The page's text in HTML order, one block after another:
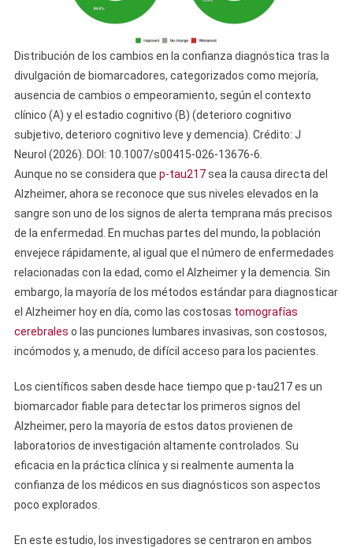
Distribución de los cambios en la confianza diagnóstica tras la
divulgación de biomarcadores, categorizados como mejoría,
ausencia de cambios o empeoramiento, según el contexto
clínico (A) y el estadio cognitivo (B) (deterioro cognitivo
subjetivo, deterioro cognitivo leve y demencia). Crédito: J
Neurol (2026). DOI: 10.1007/s00415-026-13676-6.
Aunque no se considera que p-tau217sea la causa directa del
Alzheimer, ahora se reconoce que sus niveles elevados en la
sangre son uno de los signos de alerta temprana más precisos
de la enfermedad. En muchas partes del mundo, la población
envejece rápidamente, al igual que el número de enfermedades
relacionadas con la edad, como el Alzheimer y la demencia. Sin
embargo, la mayoría de los métodos estándar para diagnosticar
el Alzheimer hoy en día, como las costosas tomografías
cerebrales o las punciones lumbares invasivas, son costosos,
incómodos y, a menudo, de difícil acceso para los pacientes.
Los científicos saben desde hace tiempo que p-tau217 es un
biomarcador fiable para detectar los primeros signos del
Alzheimer, pero la mayoría de estos datos provienen de
laboratorios de investigación altamente controlados. Su
eficacia en la práctica clínica y si realmente aumenta la
confianza de los médicos en sus diagnósticos son aspectos
poco explorados.
En este estudio, los investigadores se centraron en ambos